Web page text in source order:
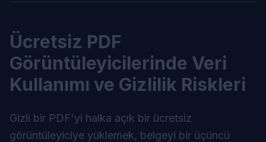
Ücretsiz PDF
Görüntüleyicilerinde Veri
Kullanımı ve Gizlilik Riskleri
Gizli bir PDF'yi halka açık bir ücretsiz
görüntüleyiciye yüklemek, belgeyi bir üçüncü